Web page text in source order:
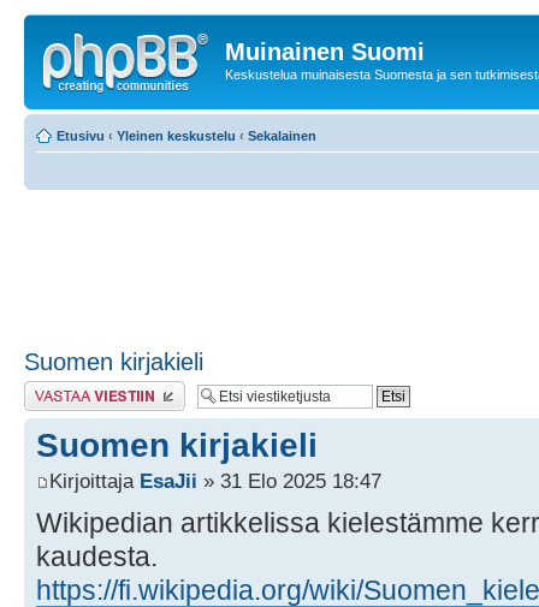
Muinainen Suomi
Keskustelua muinaisesta Suomesta ja sen
Etusivu ‹ Yleinen keskustelu ‹ Sekalainen
Suomen kirjakieli
Lähetä vastaus
Suomen kirjakieli
Kirjoittaja EsaJii » 31 Elo 2025 18:47
Wikipedian artikkelissa kielestämme
kaudesta.
https://fi.wikipedia.org/wiki/